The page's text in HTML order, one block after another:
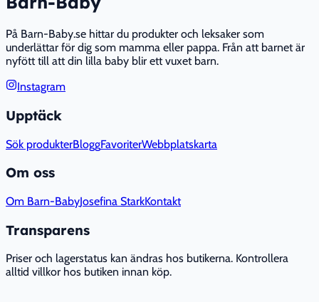
På Barn-Baby.se hittar du produkter och leksaker som
underlättar för dig som mamma eller pappa. Från att barnet är
nyfött till att din lilla baby blir ett vuxet barn.
Instagram
Upptäck
Sök produkterBloggFavoriterWebbplatskarta
Om oss
Om Barn-BabyJosefina StarkKontakt
Transparens
Priser och lagerstatus kan ändras hos butikerna. Kontrollera
alltid villkor hos butiken innan köp.